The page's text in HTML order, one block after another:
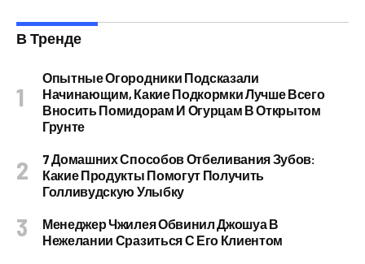
В Тренде
Опытные Огородники Подсказали
Начинающим, Какие Подкормки Лучше Всего
Вносить Помидорам И Огурцам В Открытом
Грунте
7 Домашних Способов Отбеливания Зубов:
Какие Продукты Помогут Получить
Голливудскую Улыбку
Менеджер Чжилея Обвинил Джошуа В
Нежелании Сразиться С Его Клиентом